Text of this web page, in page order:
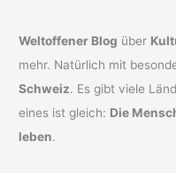
Weltoffener Blog über
mehr. Natürlich mit
Schweiz. Es gibt viele
eines ist gleich: Die
leben.